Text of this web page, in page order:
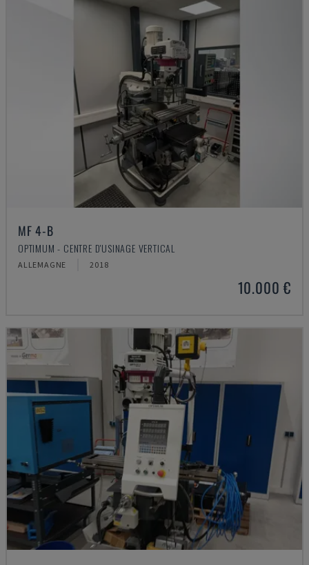
MF 4-B
OPTIMUM - CENTRE D'USINAGE VERTICAL
ALLEMAGNE 2018
10.000 €